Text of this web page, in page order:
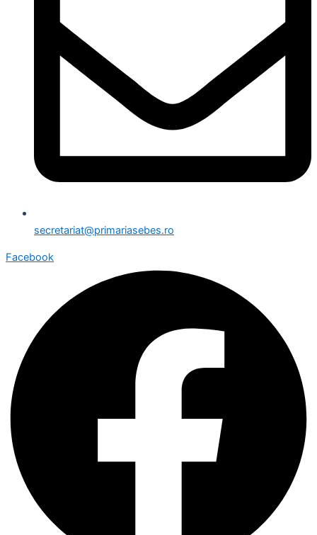
secretariat@primariasebes.ro
Facebook